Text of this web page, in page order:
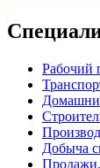
Рабочий
Добыча